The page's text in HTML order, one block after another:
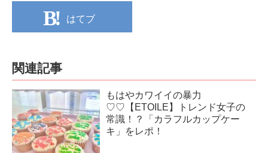
はてブ
関連記事
もはやカワイイの暴力
♡♡【ETOILE】トレンド女子の
常識！？「カラフルカップケー
キ」をレポ！